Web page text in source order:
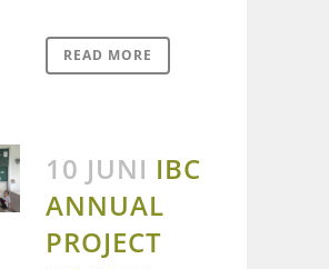
READ MORE
10 JUNI IBC
ANNUAL
PROJECT